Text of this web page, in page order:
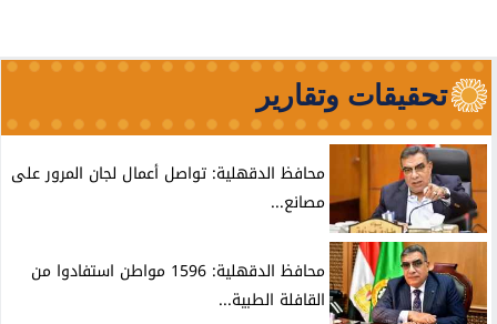
تحقيقات وتقارير
محافظ الدقهلية: تواصل أعمال لجان المرور على
مصانع...
محافظ الدقهلية: 1596 مواطن استفادوا من
القافلة الطبية...